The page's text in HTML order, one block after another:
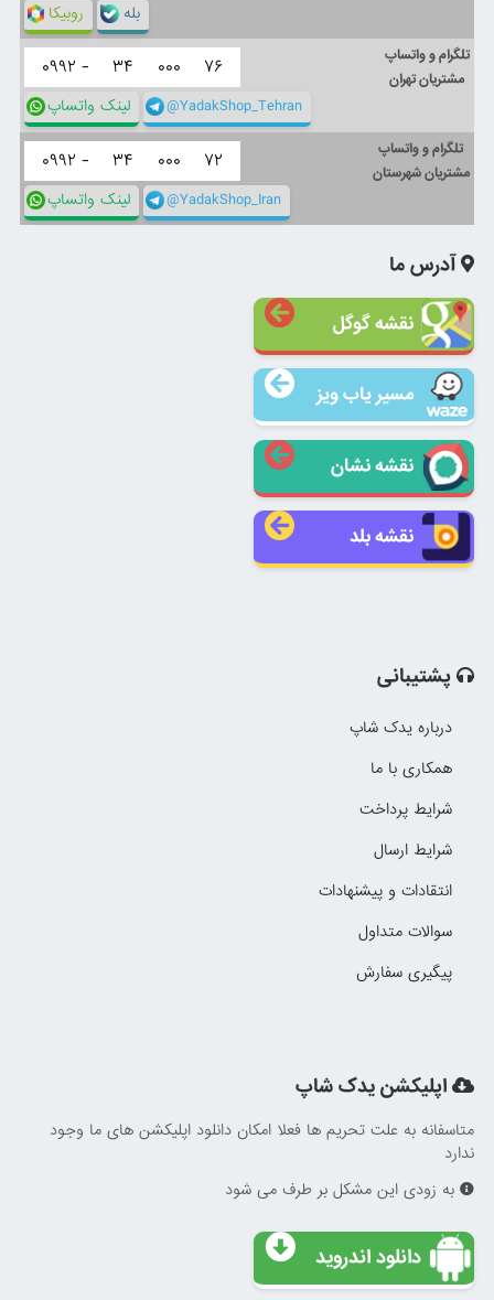
روبیکا بله
تلگرام و واتساپ
مشتریان تهران
۰۹۹۲ - ۳۴ ۰۰۰ ۷۶
لینک واتساپ @YadakShop_Tehran
تلگرام و واتساپ
مشتریان شهرستان
۰۹۹۲ - ۳۴ ۰۰۰ ۷۲
لینک واتساپ @YadakShop_Iran
آدرس ما
نقشه گوگل
مسیر یاب ویز
نقشه نشان
نقشه بلد
پشتیبانی
درباره یدک شاپ
همکاری با ما
شرایط پرداخت
شرایط ارسال
انتقادات و پیشنهادات
سوالات متداول
پیگیری سفارش
اپلیکشن یدک شاپ
متاسفانه به علت تحریم ها فعلا امکان دانلود اپلیکشن های ما وجود
ندارد
به زودی این مشکل بر طرف می شود
دانلود اندروید